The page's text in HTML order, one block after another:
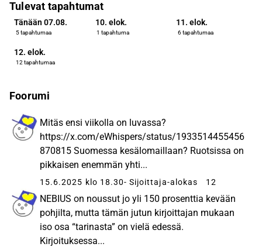
Tulevat tapahtumat
Tänään 07.08.
5 tapahtumaa
10. elok.
1 tapahtuma
11. elok.
6 tapahtumaa
12. elok.
12 tapahtumaa
Foorumi
Mitäs ensi viikolla on luvassa?
https://x.com/eWhispers/status/1933514455456
870815 Suomessa kesälomaillaan? Ruotsissa on
pikkaisen enemmän yhti...
15.6.2025 klo 18.30- Sijoittaja-alokas 12
NEBIUS on noussut jo yli 150 prosenttia kevään
pohjilta, mutta tämän jutun kirjoittajan mukaan
iso osa “tarinasta” on vielä edessä.
Kirjoituksessa...